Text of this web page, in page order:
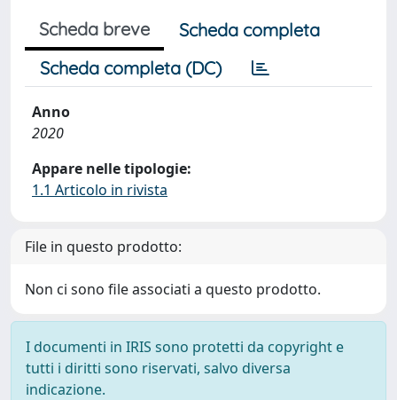
Scheda breve
Scheda completa
Scheda completa (DC)
Anno
2020
Appare nelle tipologie:
1.1 Articolo in rivista
File in questo prodotto:
Non ci sono file associati a questo prodotto.
I documenti in IRIS sono protetti da copyright e
tutti i diritti sono riservati, salvo diversa
indicazione.